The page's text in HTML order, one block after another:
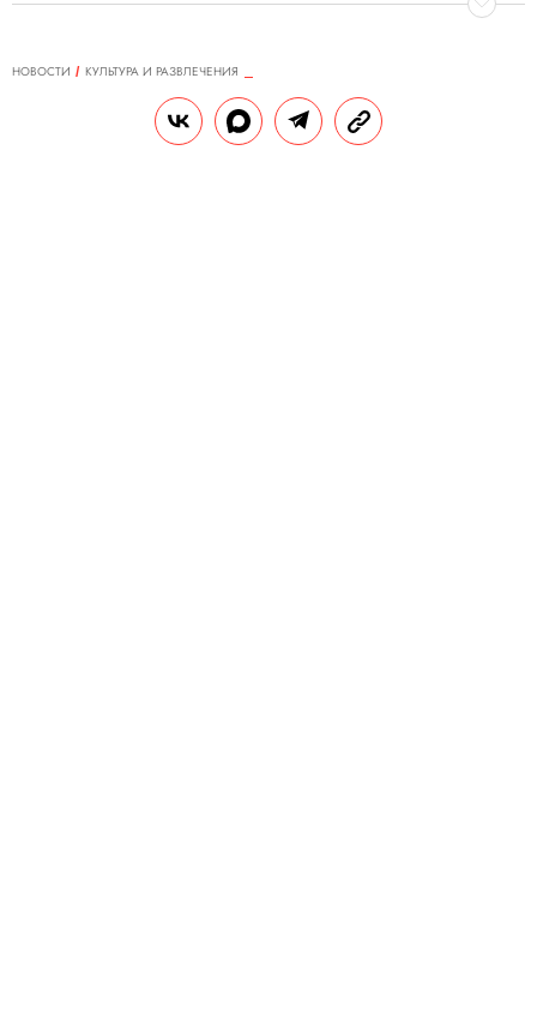
НОВОСТИ
КУЛЬТУРА И РАЗВЛЕЧЕНИЯ
Правила жизни рекомендует: